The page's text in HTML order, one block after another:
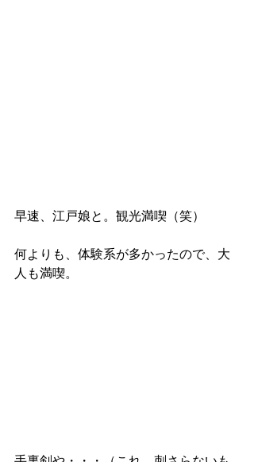
早速、江戸娘と。観光満喫（笑）
何よりも、体験系が多かったので、大
人も満喫。